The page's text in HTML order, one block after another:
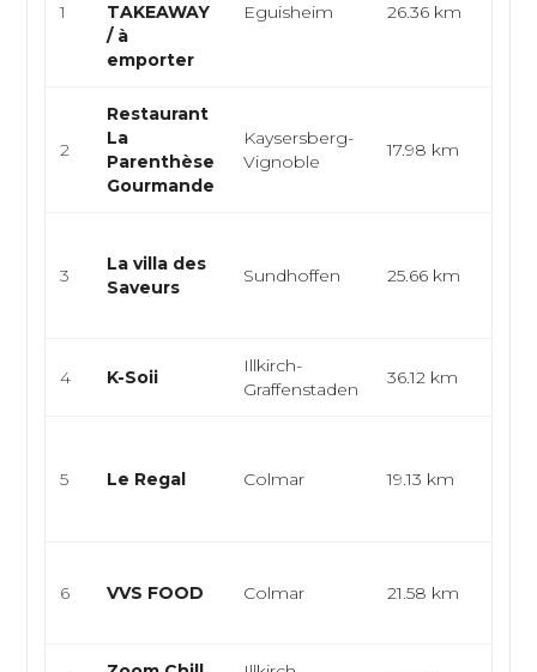
1
TAKEAWAY
/ à
emporter
Eguisheim 26.36 km
2
Restaurant
La
Parenthèse
Gourmande
Kaysersberg-
Vignoble
17.98 km
3
La villa des
Saveurs
Sundhoffen 25.66 km
4 K-Soii
Illkirch-
Graffenstaden
36.12 km
5 Le Regal Colmar 19.13 km
6 VVS FOOD Colmar 21.58 km